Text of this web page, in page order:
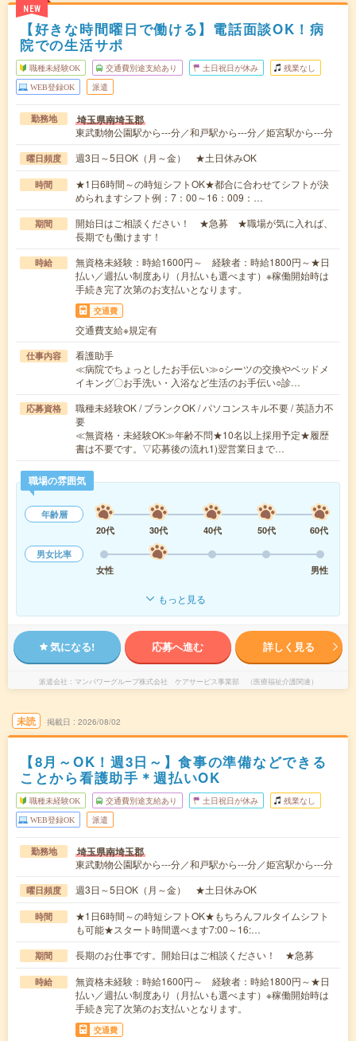
NEW
【好きな時間曜日で働ける】電話面談OK！病
院での生活サポ
職種未経験OK 交通費別途支給あり 土日祝日が休み 残業なし
WEB登録OK 派遣
勤務地 埼玉県南埼玉郡
東武動物公園駅から---分／和戸駅から---分／姫宮駅から---分
曜日頻度 週3日～5日OK（月～金） ★土日休みOK
時間
★1日6時間～の時短シフトOK★都合に合わせてシフトが決
められますシフト例：7：00～16：009：…
期間
開始日はご相談ください！ ★急募 ★職場が気に入れば、
長期でも働けます！
時給
無資格未経験：時給1600円～ 経験者：時給1800円～★日
払い／週払い制度あり（月払いも選べます）※稼働開始時は
手続き完了次第のお支払いとなります。
交通費
交通費支給※規定有
仕事内容
看護助手
≪病院でちょっとしたお手伝い≫○シーツの交換やベッドメ
イキング〇お手洗い・入浴など生活のお手伝い○診…
応募資格
職種未経験OK / ブランクOK / パソコンスキル不要 / 英語力不
要
≪無資格・未経験OK≫年齢不問★10名以上採用予定★履歴
書は不要です。▽応募後の流れ1)翌営業日まで…
職場の雰囲気
年齢層
20代
30代 40代 50代
60代
男女比率
女性
男性
もっと見る
気になる! 応募へ進む 詳しく見る
派遣会社 マンパワーグループ株式会社 ケアサービス事業部 （医療福祉介護関連）
未読 掲載日 2026/08/02
【8月～OK！週3日～】食事の準備などできる
ことから看護助手＊週払いOK
職種未経験OK 交通費別途支給あり 土日祝日が休み 残業なし
WEB登録OK 派遣
勤務地 埼玉県南埼玉郡
東武動物公園駅から---分／和戸駅から---分／姫宮駅から---分
曜日頻度 週3日～5日OK（月～金） ★土日休みOK
時間
★1日6時間～の時短シフトOK★もちろんフルタイムシフト
も可能★スタート時間選べます7:00～16:…
期間 長期のお仕事です。開始日はご相談ください！ ★急募
時給
無資格未経験：時給1600円～ 経験者：時給1800円～★日
払い／週払い制度あり（月払いも選べます）※稼働開始時は
手続き完了次第のお支払いとなります。
交通費